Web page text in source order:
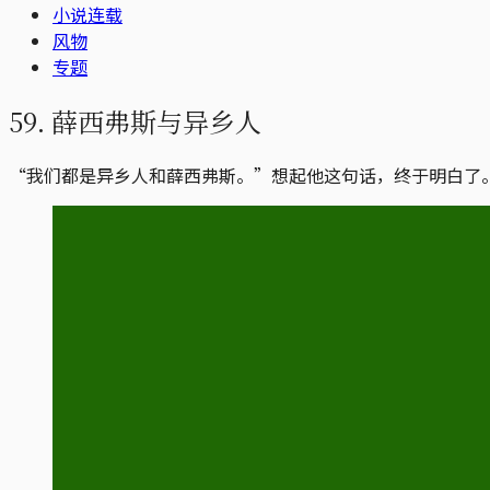
小说连载
风物
专题
59. 薛西弗斯与异乡人
“我们都是异乡人和薛西弗斯。”想起他这句话，终于明白了